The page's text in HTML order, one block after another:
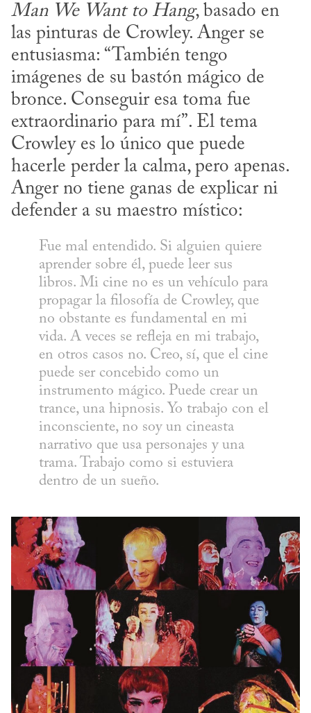
Man We Want to Hang, basado en
las pinturas de Crowley. Anger se
entusiasma: “También tengo
imágenes de su bastón mágico de
bronce. Conseguir esa toma fue
extraordinario para mí”. El tema
Crowley es lo único que puede
hacerle perder la calma, pero apenas.
Anger no tiene ganas de explicar ni
defender a su maestro místico:
Fue mal entendido. Si alguien quiere
aprender sobre él, puede leer sus
libros. Mi cine no es un vehículo para
propagar la filosofía de Crowley, que
no obstante es fundamental en mi
vida. A veces se refleja en mi trabajo,
en otros casos no. Creo, sí, que el cine
puede ser concebido como un
instrumento mágico. Puede crear un
trance, una hipnosis. Yo trabajo con el
inconsciente, no soy un cineasta
narrativo que usa personajes y una
trama. Trabajo como si estuviera
dentro de un sueño.